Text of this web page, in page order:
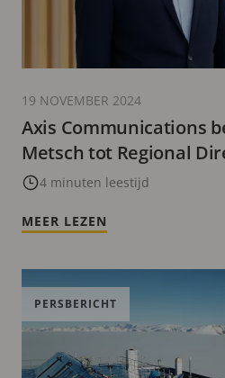
Axis Communications
Metsch tot Regional
Europe
4 minuten leestijd
19 NOVEMBER 2024
MEER LEZEN
PERSBERICHT